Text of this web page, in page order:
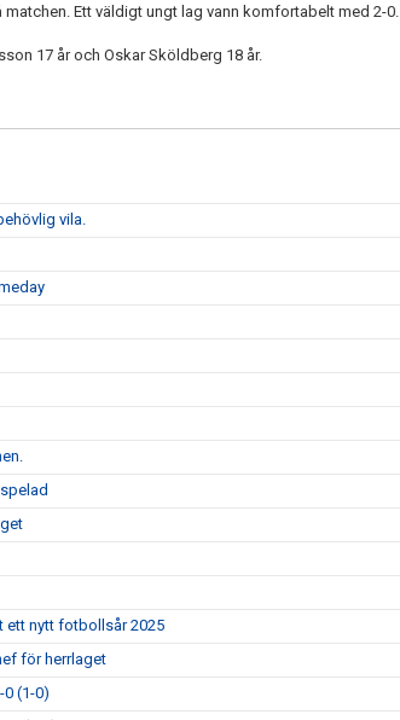
Ett väldigt ungt lag vann komfortabelt med 2-0.
17 år och Oskar Sköldberg 18 år.
vila.
ett nytt fotbollsår 2025
för herrlaget
0 (1-0)